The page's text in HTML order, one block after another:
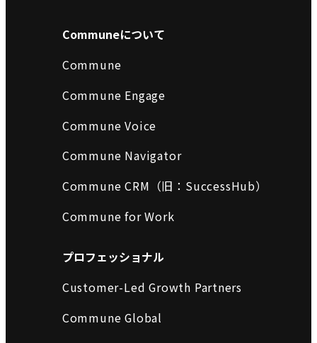
Communeについて
Commune
Commune Engage
Commune Voice
Commune Navigator
Commune CRM（旧：SuccessHub）
Commune for Work
プロフェッショナル
Customer-Led Growth Partners
Commune Global